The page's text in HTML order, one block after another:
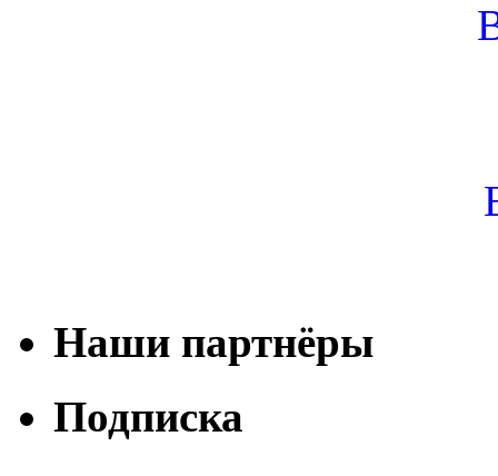
Наши партнёры
Подписка